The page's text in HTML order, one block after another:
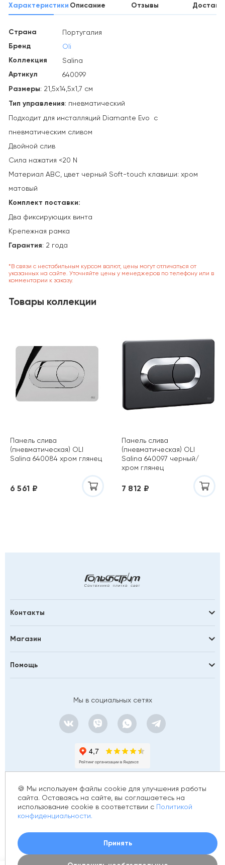
Характеристики Описание Отзывы
Страна Португалия
Бренд Oli
Коллекция Salina
Артикул 640099
Размеры: 21,5х14,5х1,7 см
Тип управления: пневматический
Подходит для инсталляций Diamante Evo с
пневматическим сливом
Двойной слив
Сила нажатия <20 N
Материал АВС, цвет черный Soft-touch клавиши: хром
матовый
Комплект поставки:
Два фиксирующих винта
Крепежная рамка
Гарантия: 2 года
*В связи с нестабильным курсом валют, цены могут отличаться от
указанных на сайте. Уточняйте цены у менеджеров по телефону или в
комментарии к заказу.
Товары коллекции
Панель слива
(пневматическая) OLI
Salina 640084 хром глянец
6 561 ₽
Панель слива
(пневматическая) OLI
Salina 640097 черный/
хром глянец
7 812 ₽
Контакты
Магазин
Помощь
Мы в социальных сетях
© 2012 - 2026 golfstim.ru
ОГРН 304370234902057
🍪 Мы используем файлы cookie для улучшения работы
сайта. Оставаясь на сайте, вы соглашаетесь на
использование cookie в соответствии с Политикой
конфиденциальности.
Принять